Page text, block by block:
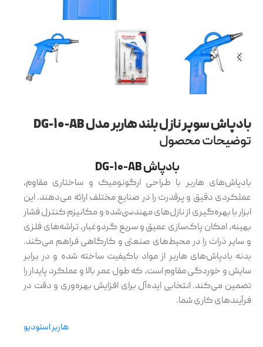
بادپاش سوپر نازل بلند هاربر مدل DG-۱۰-AB
توضیحات محصول
بادپاش DG-۱۰-AB
بادپاش‌های هاربر با طراحی ارگونومیک و ساختاری مقاوم،
عملکردی دقیق و پرقدرت را در صنایع مختلف ارائه می‌دهند. این
ابزار با بهره‌گیری از نازل‌های مهندسی‌شده و مکانیزم کنترل فشار
بهینه، امکان پاک‌سازی عمیق و سریع گردوغبار، تراشه‌های فلزی
و سایر ذرات را در محیط‌های صنعتی و کارگاهی فراهم می‌کند.
بدنه بادپاش‌های هاربر از مواد باکیفیت ساخته شده و در برابر
سایش و خوردگی مقاوم است، که طول عمر بالا و عملکرد پایدار را
تضمین می‌کند. انتخابی ایده‌آل برای افزایش بهره‌وری و دقت در
فرآیندهای کاری شما.
هاربر استودیو